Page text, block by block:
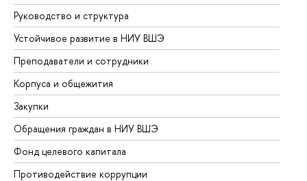
Руководство и структура
Устойчивое развитие в НИУ ВШЭ
Преподаватели и сотрудники
Корпуса и общежития
Закупки
Обращения граждан в НИУ ВШЭ
Фонд целевого капитала
Противодействие коррупции